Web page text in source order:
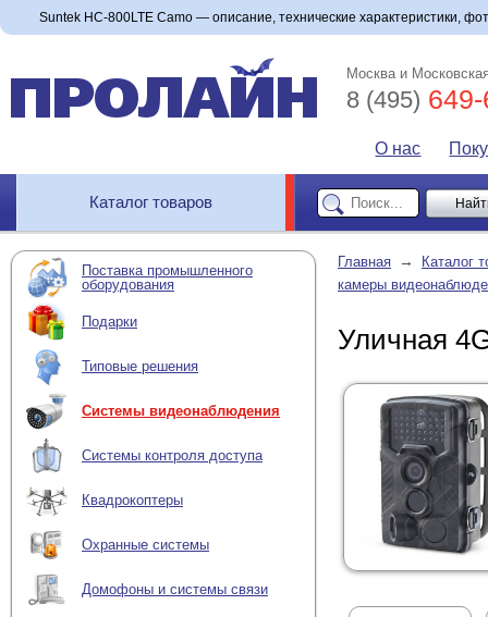
Suntek HC-800LTE Camo — описание, технические характеристики,
Москва и
8 (495)
О нас
Каталог товаров
Поставка промышленного
оборудования
Подарки
Типовые решения
Системы видеонаблюдения
Системы контроля доступа
Квадрокоптеры
Охранные системы
Домофоны и системы связи
Главная →
Каталог
камеры
Уличная